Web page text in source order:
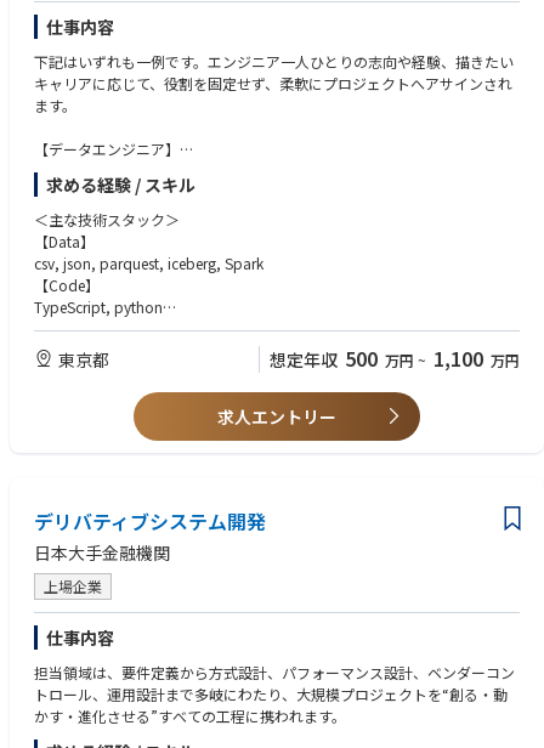
仕事内容
下記はいずれも一例です。エンジニア一人ひとりの志向や経験、描きたい
キャリアに応じて、役割を固定せず、柔軟にプロジェクトへアサインされ
ます。
【データエンジニア】
将来の利活用を見据えたデータモデルを設計し、社内外向けの提供基盤を
実装します。
【データサイエンティスト】
データレイク上のデータを分析し、新たな意味や付加価値を引き出しま
す。
分析結果を、社内業務や外部向けデータ配信につなげることを重視しま
す。
分析で終わらせず、使われる価値に変えていきます
【ソリューション・アーキテクト】
ビジネス課題を起点に、システム全体のアーキテクチャを設計し、最適な
技術選定と構成をリードします。
【クラウドエンジニア】
セキュリティやガバナンスを考慮したクラウド利用の指針を整備します。
全社の内製開発を前に進めるプラットフォームを支えます。
【AIエンジニア】
データを活用し、AI・機械学習の適用を検討・実装します。
検索・要約・分析などの技術を、実運用やサービスに組み込みます。
AIを実験で終わらせず、継続的な価値として届けていきます。
求める経験 / スキル
＜主な技術スタック＞
【Data】
csv, json, parquest, iceberg, Spark
【Code】
TypeScript, python
【Infrastructure - AWS】
Clue, Athena, RDS, DynamoDB, LakeFormation, QuickSight, Amplify, Be
drock, Open Serch, AmazonQ
東京都 想定年収 500 万円 ~ 1,100 万円
求人エントリー
デリバティブシステム開発
日本大手金融機関
上場企業
仕事内容
担当領域は、要件定義から方式設計、パフォーマンス設計、ベンダーコン
トロール、運用設計まで多岐にわたり、大規模プロジェクトを“創る・動
かす・進化させる”すべての工程に携われます。